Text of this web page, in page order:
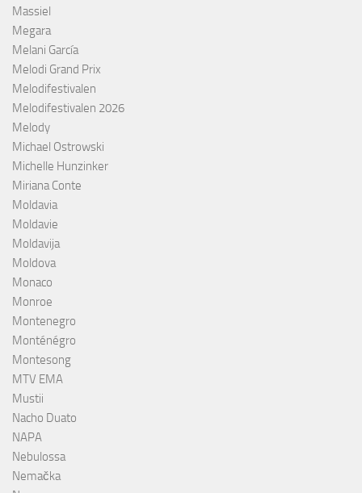
Massiel
Megara
Melani García
Melodi Grand Prix
Melodifestivalen
Melodifestivalen 2026
Melody
Michael Ostrowski
Michelle Hunzinker
Miriana Conte
Moldavia
Moldavie
Moldavija
Moldova
Monaco
Monroe
Montenegro
Monténégro
Montesong
MTV EMA
Mustii
Nacho Duato
NAPA
Nebulossa
Nemačka